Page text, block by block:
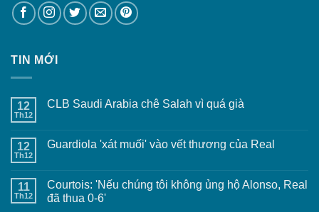
TIN MỚI
12
Th12
CLB Saudi Arabia chê Salah vì quá già
12
Th12
Guardiola 'xát muối' vào vết thương của Real
11
Th12
Courtois: 'Nếu chúng tôi không ủng hộ Alonso, Real
đã thua 0-6'